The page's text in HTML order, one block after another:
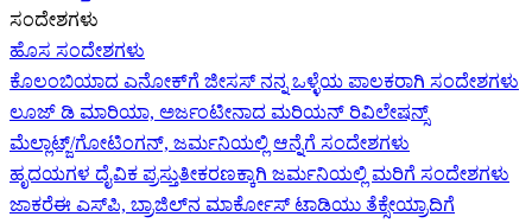
ಸಂದೇಶಗಳು
ಹೊಸ ಸಂದೇಶಗಳು
ಕೊಲಂಬಿಯಾದ ಎನೋಕ್‍ಗೆ ಜೀಸಸ್ ನನ್ನ ಒಳ್ಳೆಯ ಪಾಲಕರಾಗಿ ಸಂದೇಶಗಳು
ಲೂಜ್ ಡಿ ಮಾರಿಯಾ, ಅರ್ಜಂಟೀನಾದ ಮರಿಯನ್ ರಿವಿಲೇಷನ್ಸ್
ಮೆಲ್ಲಾಟ್ಜ್/ಗೋಟಿಂಗನ್, ಜರ್ಮನಿಯಲ್ಲಿ ಆನ್ನೆಗೆ ಸಂದೇಶಗಳು
ಹೃದಯಗಳ ದೈವಿಕ ಪ್ರಸ್ತುತೀಕರಣಕ್ಕಾಗಿ ಜರ್ಮನಿಯಲ್ಲಿ ಮರಿಗೆ ಸಂದೇಶಗಳು
ಜಾಕರೆಈ ಎಸ್‌ಪಿ, ಬ್ರಾಜಿಲ್‌ನ ಮಾರ್ಕೋಸ್ ಟಾಡಿಯು ತೆಕ್ಸೇಯ್ರಾದಿಗೆ